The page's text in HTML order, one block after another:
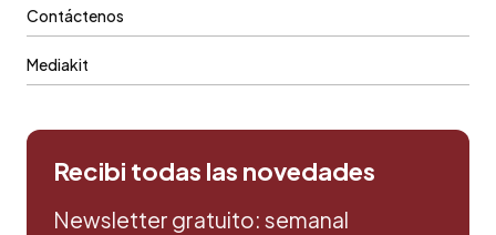
Contáctenos
Mediakit
Recibi todas las novedades
Newsletter gratuito: semanal